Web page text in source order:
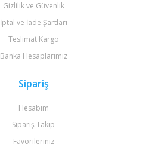
Gizlilik ve Güvenlik
İptal ve İade Şartları
Teslimat Kargo
Banka Hesaplarımız
Sipariş
Hesabım
Sipariş Takip
Favorileriniz